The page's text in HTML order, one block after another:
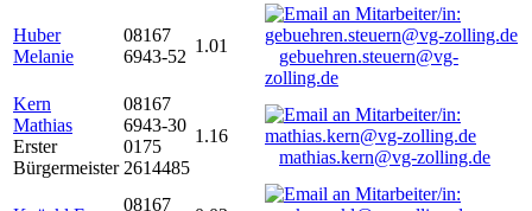
Huber
Melanie
08167
6943-52
1.01
gebuehren.steuern@vg-
zolling.de
Kern
Mathias
Erster
Bürgermeister
08167
6943-30
0175
2614485
1.16
mathias.kern@vg-zolling.de
08167